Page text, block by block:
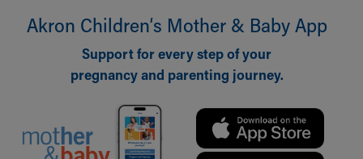
Akron Children‘s Mother & Baby App
Support for every step of your
pregnancy and parenting journey.